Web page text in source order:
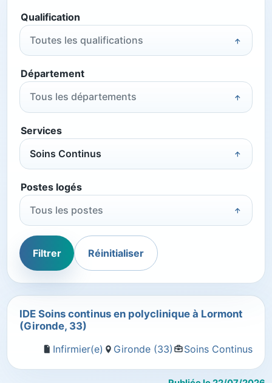
Qualification
Toutes les qualifications
Département
Tous les départements
Services
Soins Continus
Postes logés
Tous les postes
Filtrer Réinitialiser
IDE Soins continus en polyclinique à Lormont
(Gironde, 33)
Infirmier(e)
Gironde (33) Soins Continus